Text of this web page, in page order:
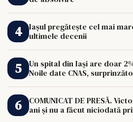
Iașul pregătește cel mai
ultimele decenii
Un spital din Iași are doar
Noile date CNAS,
COMUNICAT DE PRESĂ.
ani și nu a făcut niciodată